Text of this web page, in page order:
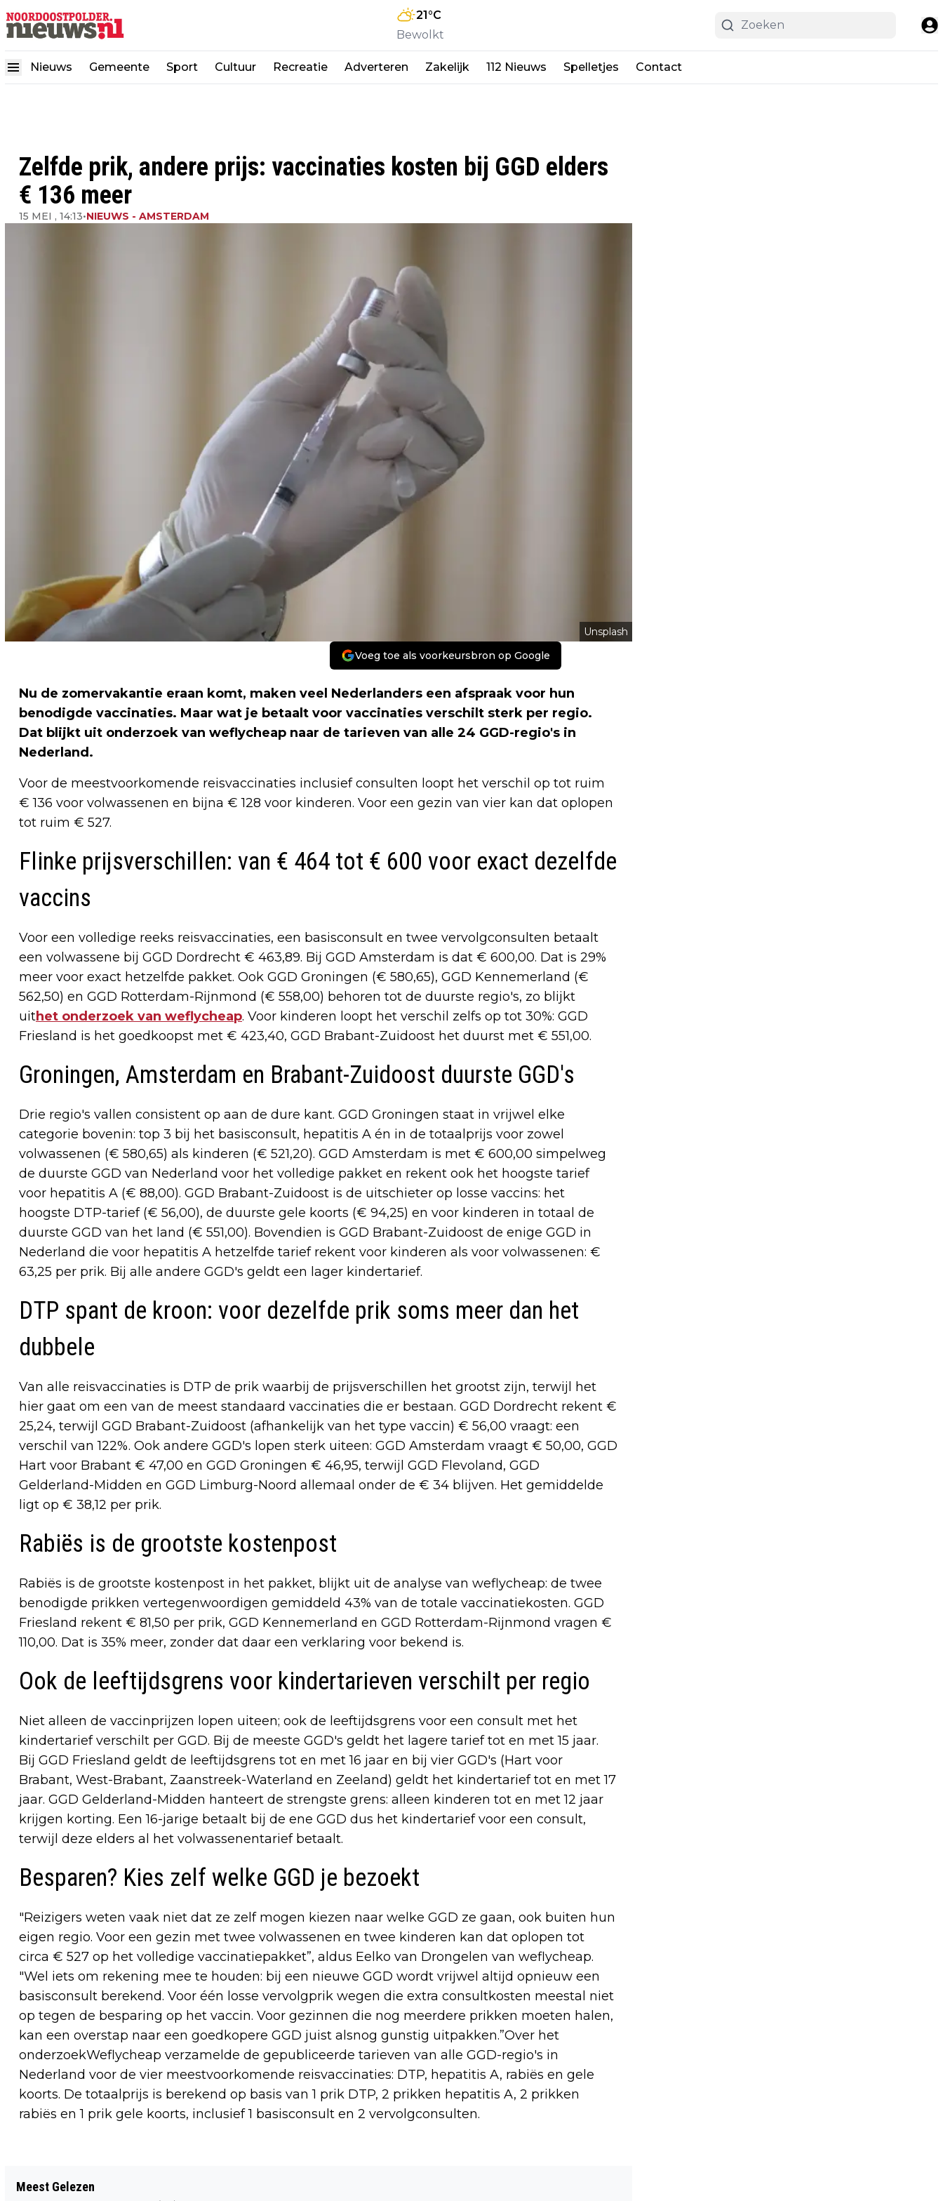
21°C
Bewolkt
Nieuws Gemeente Sport Cultuur Recreatie Adverteren Zakelijk 112 Nieuws Spelletjes Contact
Zelfde prik, andere prijs: vaccinaties kosten bij GGD elders
€ 136 meer
15 MEI , 14:13•NIEUWS - AMSTERDAM
Unsplash
Voeg toe als voorkeursbron op Google
Nu de zomervakantie eraan komt, maken veel Nederlanders een afspraak voor hun
benodigde vaccinaties. Maar wat je betaalt voor vaccinaties verschilt sterk per regio.
Dat blijkt uit onderzoek van weflycheap naar de tarieven van alle 24 GGD-regio's in
Nederland.
Voor de meestvoorkomende reisvaccinaties inclusief consulten loopt het verschil op tot ruim
€ 136 voor volwassenen en bijna € 128 voor kinderen. Voor een gezin van vier kan dat oplopen
tot ruim € 527.
Flinke prijsverschillen: van € 464 tot € 600 voor exact dezelfde
vaccins
Voor een volledige reeks reisvaccinaties, een basisconsult en twee vervolgconsulten betaalt
een volwassene bij GGD Dordrecht € 463,89. Bij GGD Amsterdam is dat € 600,00. Dat is 29%
meer voor exact hetzelfde pakket. Ook GGD Groningen (€ 580,65), GGD Kennemerland (€
562,50) en GGD Rotterdam-Rijnmond (€ 558,00) behoren tot de duurste regio's, zo blijkt
uithet onderzoek van weflycheap. Voor kinderen loopt het verschil zelfs op tot 30%: GGD
Friesland is het goedkoopst met € 423,40, GGD Brabant-Zuidoost het duurst met € 551,00.
Groningen, Amsterdam en Brabant-Zuidoost duurste GGD's
Drie regio's vallen consistent op aan de dure kant. GGD Groningen staat in vrijwel elke
categorie bovenin: top 3 bij het basisconsult, hepatitis A én in de totaalprijs voor zowel
volwassenen (€ 580,65) als kinderen (€ 521,20). GGD Amsterdam is met € 600,00 simpelweg
de duurste GGD van Nederland voor het volledige pakket en rekent ook het hoogste tarief
voor hepatitis A (€ 88,00). GGD Brabant-Zuidoost is de uitschieter op losse vaccins: het
hoogste DTP-tarief (€ 56,00), de duurste gele koorts (€ 94,25) en voor kinderen in totaal de
duurste GGD van het land (€ 551,00). Bovendien is GGD Brabant-Zuidoost de enige GGD in
Nederland die voor hepatitis A hetzelfde tarief rekent voor kinderen als voor volwassenen: €
63,25 per prik. Bij alle andere GGD's geldt een lager kindertarief.
DTP spant de kroon: voor dezelfde prik soms meer dan het
dubbele
Van alle reisvaccinaties is DTP de prik waarbij de prijsverschillen het grootst zijn, terwijl het
hier gaat om een van de meest standaard vaccinaties die er bestaan. GGD Dordrecht rekent €
25,24, terwijl GGD Brabant-Zuidoost (afhankelijk van het type vaccin) € 56,00 vraagt: een
verschil van 122%. Ook andere GGD's lopen sterk uiteen: GGD Amsterdam vraagt € 50,00, GGD
Hart voor Brabant € 47,00 en GGD Groningen € 46,95, terwijl GGD Flevoland, GGD
Gelderland-Midden en GGD Limburg-Noord allemaal onder de € 34 blijven. Het gemiddelde
ligt op € 38,12 per prik.
Rabiës is de grootste kostenpost
Rabiës is de grootste kostenpost in het pakket, blijkt uit de analyse van weflycheap: de twee
benodigde prikken vertegenwoordigen gemiddeld 43% van de totale vaccinatiekosten. GGD
Friesland rekent € 81,50 per prik, GGD Kennemerland en GGD Rotterdam-Rijnmond vragen €
110,00. Dat is 35% meer, zonder dat daar een verklaring voor bekend is.
Ook de leeftijdsgrens voor kindertarieven verschilt per regio
Niet alleen de vaccinprijzen lopen uiteen; ook de leeftijdsgrens voor een consult met het
kindertarief verschilt per GGD. Bij de meeste GGD's geldt het lagere tarief tot en met 15 jaar.
Bij GGD Friesland geldt de leeftijdsgrens tot en met 16 jaar en bij vier GGD's (Hart voor
Brabant, West-Brabant, Zaanstreek-Waterland en Zeeland) geldt het kindertarief tot en met 17
jaar. GGD Gelderland-Midden hanteert de strengste grens: alleen kinderen tot en met 12 jaar
krijgen korting. Een 16-jarige betaalt bij de ene GGD dus het kindertarief voor een consult,
terwijl deze elders al het volwassenentarief betaalt.
Besparen? Kies zelf welke GGD je bezoekt
"Reizigers weten vaak niet dat ze zelf mogen kiezen naar welke GGD ze gaan, ook buiten hun
eigen regio. Voor een gezin met twee volwassenen en twee kinderen kan dat oplopen tot
circa € 527 op het volledige vaccinatiepakket”, aldus Eelko van Drongelen van weflycheap.
"Wel iets om rekening mee te houden: bij een nieuwe GGD wordt vrijwel altijd opnieuw een
basisconsult berekend. Voor één losse vervolgprik wegen die extra consultkosten meestal niet
op tegen de besparing op het vaccin. Voor gezinnen die nog meerdere prikken moeten halen,
kan een overstap naar een goedkopere GGD juist alsnog gunstig uitpakken.”Over het
onderzoekWeflycheap verzamelde de gepubliceerde tarieven van alle GGD-regio's in
Nederland voor de vier meestvoorkomende reisvaccinaties: DTP, hepatitis A, rabiës en gele
koorts. De totaalprijs is berekend op basis van 1 prik DTP, 2 prikken hepatitis A, 2 prikken
rabiës en 1 prik gele koorts, inclusief 1 basisconsult en 2 vervolgconsulten.
LANDELIJKE MAAIDAG 2026 IN ALMERE
Meest Gelezen